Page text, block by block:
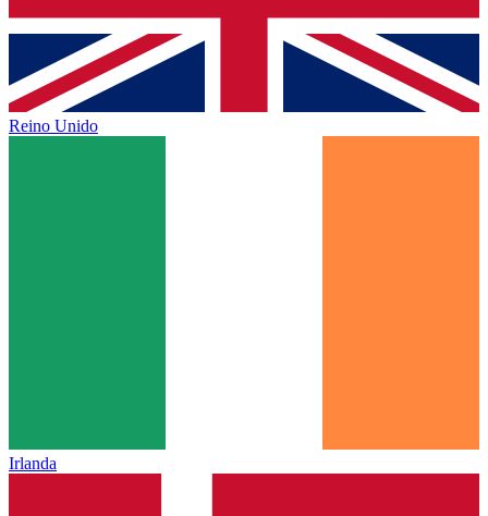
Reino Unido
Irlanda